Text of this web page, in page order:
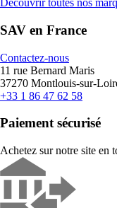
Découvrir toutes nos
SAV en France
Contactez-nous
11 rue Bernard Maris
37270 Montlouis-sur-
+33 1 86 47 62 58
Paiement sécurisé
Achetez sur notre site en